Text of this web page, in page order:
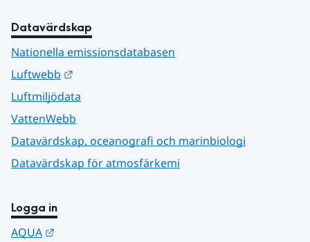
Datavärdskap
Nationella emissionsdatabasen
Luftwebb
Luftmiljödata
VattenWebb
Datavärdskap, oceanografi och marinbiologi
Datavärdskap för atmosfärkemi
Logga in
AQUA